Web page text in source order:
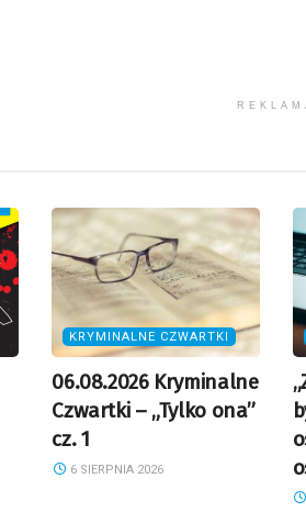
KRYMINALNE CZWARTKI
06.08.2026 Kryminalne
Czwartki – „Tylko ona”
cz. 1
6 SIERPNIA 2026